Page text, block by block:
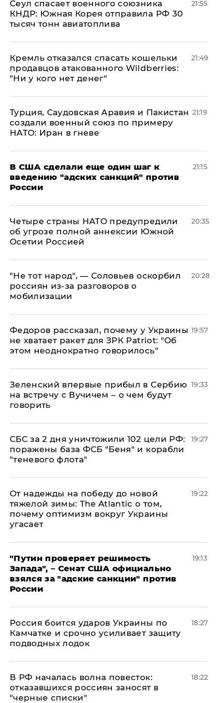
​Сеул спасает военного союзника
КНДР: Южная Корея отправила РФ 30
тысяч тонн авиатоплива
21:55
Кремль отказался спасать кошельки
продавцов атакованного Wildberries:
"Ни у кого нет денег"
21:49
Турция, Саудовская Аравия и Пакистан
создали военный союз по примеру
НАТО: Иран в гневе
21:19
В США сделали еще один шаг к
введению "адских санкций" против
России
21:15
Четыре страны НАТО предупредили
об угрозе полной аннексии Южной
Осетии Россией
20:35
​"Не тот народ", — Соловьев оскорбил
россиян из-за разговоров о
мобилизации
20:28
Федоров рассказал, почему у Украины
не хватает ракет для ЗРК Patriot: "Об
этом неоднократно говорилось"
19:57
Зеленский впервые прибыл в Сербию
на встречу с Вучичем – о чем будут
говорить
19:33
СБС за 2 дня уничтожили 102 цели РФ:
поражены база ФСБ "Беня" и корабли
"теневого флота"
19:27
От надежды на победу до новой
тяжелой зимы: The Atlantic о том,
почему оптимизм вокруг Украины
угасает
19:22
"Путин проверяет решимость
Запада", – Сенат США официально
взялся за "адские санкции" против
России
19:13
Россия боится ударов Украины по
Камчатке и срочно усиливает защиту
подводных лодок
18:27
​В РФ началась волна повесток:
отказавшихся россиян заносят в
"черные списки"
18:22